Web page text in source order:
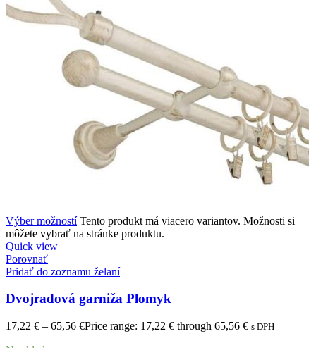
Výber možností Tento produkt má viacero variantov. Možnosti si
môžete vybrať na stránke produktu.
Quick view
Porovnať
Pridať do zoznamu želaní
Dvojradová garniža Plomyk
17,22 € – 65,56 €Price range: 17,22 € through 65,56 € s DPH